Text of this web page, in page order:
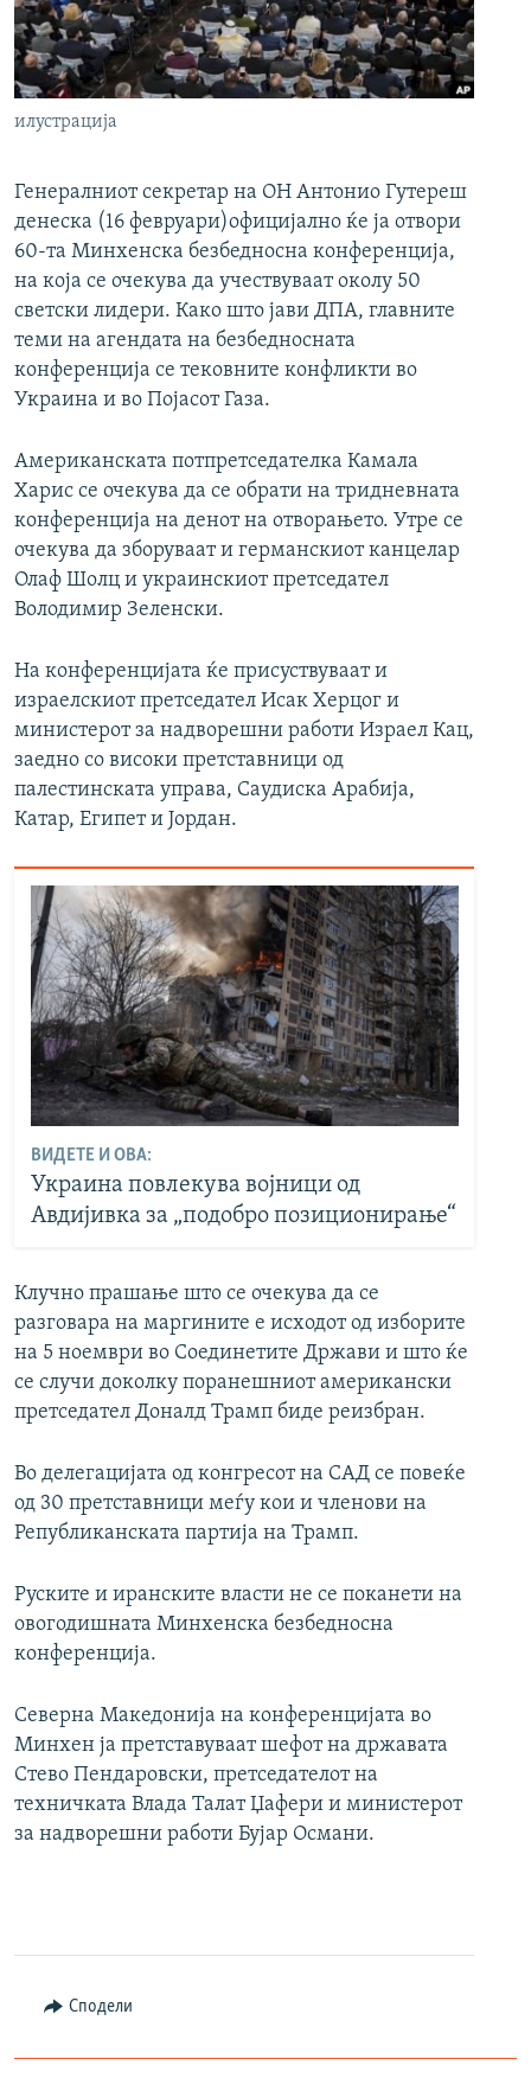
РСЕ веб страници
илустрација
Генералниот секретар на ОН Антонио Гутереш
денеска (16 февруари)официјално ќе ја отвори
60-та Минхенска безбедносна конференција,
на која се очекува да учествуваат околу 50
светски лидери. Како што јави ДПА, главните
теми на агендата на безбедносната
конференција се тековните конфликти во
Украина и во Појасот Газа.
Американската потпретседателка Камала
Харис се очекува да се обрати на тридневната
конференција на денот на отворањето. Утре се
очекува да зборуваат и германскиот канцелар
Олаф Шолц и украинскиот претседател
Володимир Зеленски.
На конференцијата ќе присуствуваат и
израелскиот претседател Исак Херцог и
министерот за надворешни работи Израел Кац,
заедно со високи претставници од
палестинската управа, Саудиска Арабија,
Катар, Египет и Јордан.
ВИДЕТЕ И ОВА:
Украина повлекува војници од
Авдијивка за „подобро позиционирање“
Клучно прашање што се очекува да се
разговара на маргините е исходот од изборите
на 5 ноември во Соединетите Држави и што ќе
се случи доколку поранешниот американски
претседател Доналд Трамп биде реизбран.
Во делегацијата од конгресот на САД се повеќе
од 30 претставници меѓу кои и членови на
Републиканската партија на Трамп.
Руските и иранските власти не се поканети на
овогодишната Минхенска безбедносна
конференција.
Северна Македонија на конференцијата во
Минхен ја претставуваат шефот на државата
Стево Пендаровски, претседателот на
техничката Влада Талат Џафери и министерот
за надворешни работи Бујар Османи.
Сподели